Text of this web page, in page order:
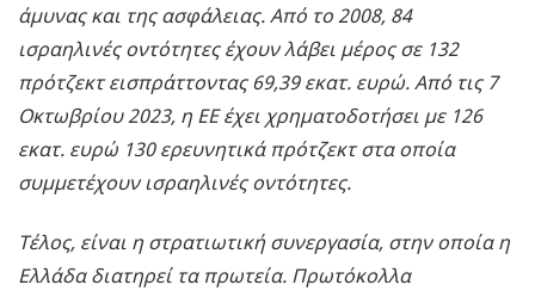
άμυνας και της ασφάλειας. Από το 2008, 84
ισραηλινές οντότητες έχουν λάβει μέρος σε 132
πρότζεκτ εισπράττοντας 69,39 εκατ. ευρώ. Από τις 7
Οκτωβρίου 2023, η ΕΕ έχει χρηματοδοτήσει με 126
εκατ. ευρώ 130 ερευνητικά πρότζεκτ στα οποία
συμμετέχουν ισραηλινές οντότητες.
Τέλος, είναι η στρατιωτική συνεργασία, στην οποία η
Ελλάδα διατηρεί τα πρωτεία. Πρωτόκολλα